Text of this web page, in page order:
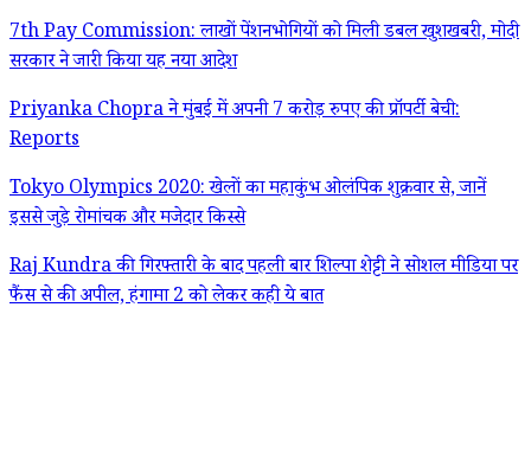
7th Pay Commission: लाखों पेंशनभोगियों को मिली डबल खुशखबरी, मोदी
सरकार ने जारी किया यह नया आदेश
Priyanka Chopra ने मुंबई में अपनी 7 करोड़ रुपए की प्रॉपर्टी बेची:
Reports
Tokyo Olympics 2020: खेलों का महाकुंभ ओलंपिक शुक्रवार से, जानें
इससे जुड़े रोमांचक और मजेदार किस्से
Raj Kundra की गिरफ्तारी के बाद पहली बार शिल्पा शेट्टी ने सोशल मीडिया पर
फैंस से की अपील, हंगामा 2 को लेकर कही ये बात